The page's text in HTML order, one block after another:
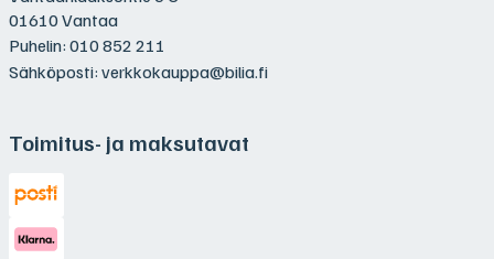
01610 Vantaa
Puhelin: 010 852 211
Sähköposti: verkkokauppa@bilia.fi
Toimitus- ja maksutavat